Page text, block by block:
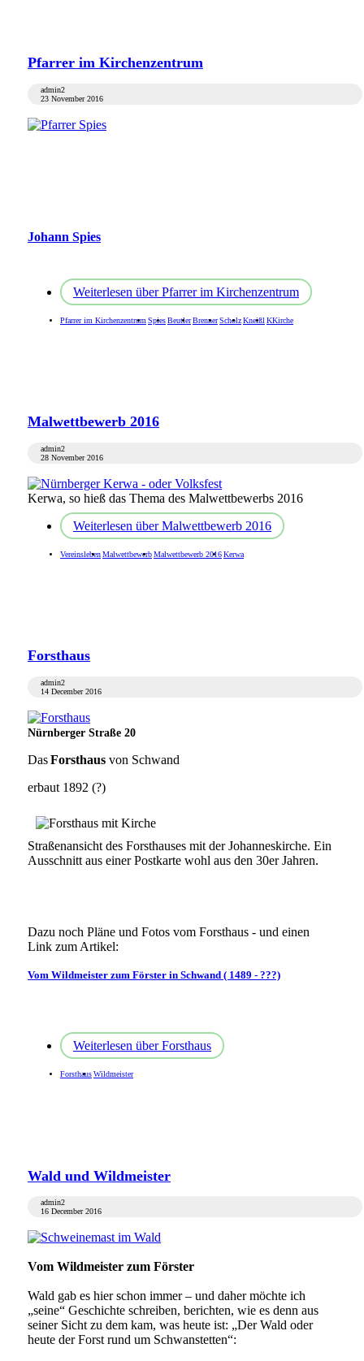
Pfarrer im Kirchenzentrum
admin2
23 November 2016
Johann Spies
Weiterlesen über Pfarrer im Kirchenzentrum
Pfarrer im Kirchenzentrum SpiesBeutlerBrennerScholzKneißl KKirche
Malwettbewerb 2016
admin2
28 November 2016
Kerwa, so hieß das Thema des Malwettbewerbs 2016
Weiterlesen über Malwettbewerb 2016
VereinslebenMalwettbewerbMalwettbewerb 2016Kerwa
Forsthaus
admin2
14 December 2016
Nürnberger Straße 20
DasForsthaus von Schwand
erbaut 1892 (?)
Straßenansicht des Forsthauses mit der Johanneskirche. Ein
Ausschnitt aus einer Postkarte wohl aus den 30er Jahren.
Dazu noch Pläne und Fotos vom Forsthaus - und einen
Link zum Artikel:
Vom Wildmeister zum Förster in Schwand ( 1489 - ???)
Weiterlesen über Forsthaus
ForsthausWildmeister
Wald und Wildmeister
admin2
16 December 2016
Vom Wildmeister zum Förster
Wald gab es hier schon immer – und daher möchte ich
„seine“ Geschichte schreiben, berichten, wie es denn aus
seiner Sicht zu dem kam, was heute ist: „Der Wald oder
heute der Forst rund um Schwanstetten“: